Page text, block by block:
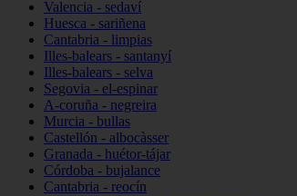
Valencia - sedaví
Huesca - sariñena
Cantabria - limpias
Illes-balears - santanyí
Illes-balears - selva
Segovia - el-espinar
A-coruña - negreira
Murcia - bullas
Castellón - albocàsser
Granada - huétor-tájar
Córdoba - bujalance
Cantabria - reocín